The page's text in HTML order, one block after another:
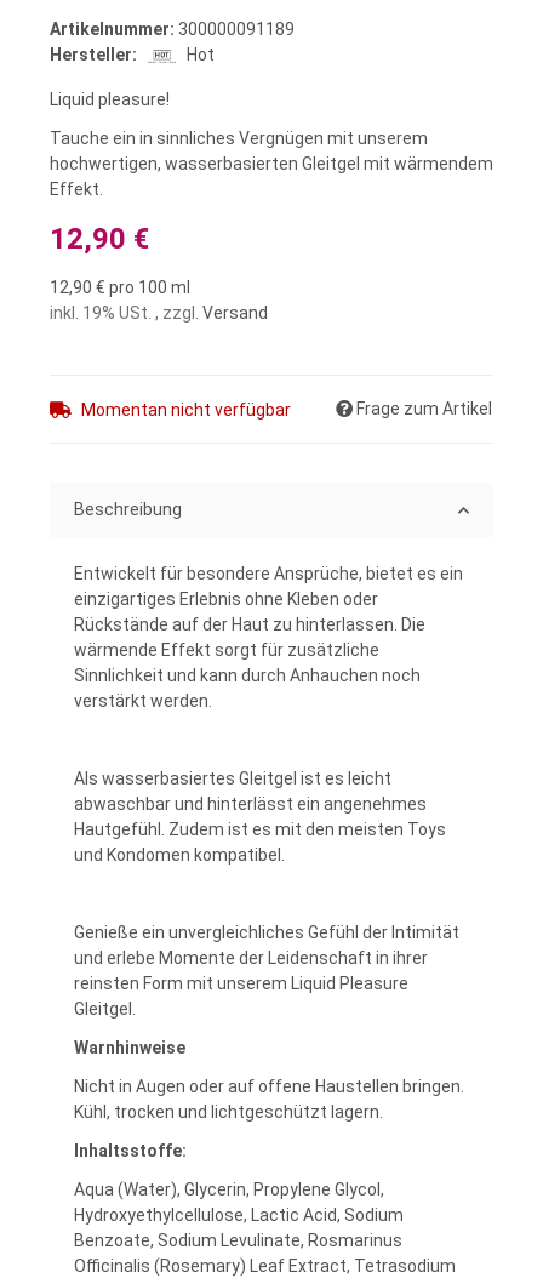
Artikelnummer: 300000091189
Hersteller:
Hot
Liquid pleasure!
Tauche ein in sinnliches Vergnügen mit unserem
hochwertigen, wasserbasierten Gleitgel mit wärmendem
Effekt.
12,90 €
12,90 € pro 100 ml
inkl. 19% USt. , zzgl. Versand
Momentan nicht verfügbar Frage zum Artikel
Beschreibung
Entwickelt für besondere Ansprüche, bietet es ein
einzigartiges Erlebnis ohne Kleben oder
Rückstände auf der Haut zu hinterlassen. Die
wärmende Effekt sorgt für zusätzliche
Sinnlichkeit und kann durch Anhauchen noch
verstärkt werden.
Als wasserbasiertes Gleitgel ist es leicht
abwaschbar und hinterlässt ein angenehmes
Hautgefühl. Zudem ist es mit den meisten Toys
und Kondomen kompatibel.
Genieße ein unvergleichliches Gefühl der Intimität
und erlebe Momente der Leidenschaft in ihrer
reinsten Form mit unserem Liquid Pleasure
Gleitgel.
Warnhinweise
Nicht in Augen oder auf offene Haustellen bringen.
Kühl, trocken und lichtgeschützt lagern.
Inhaltsstoffe:
Aqua (Water), Glycerin, Propylene Glycol,
Hydroxyethylcellulose, Lactic Acid, Sodium
Benzoate, Sodium Levulinate, Rosmarinus
Officinalis (Rosemary) Leaf Extract, Tetrasodium